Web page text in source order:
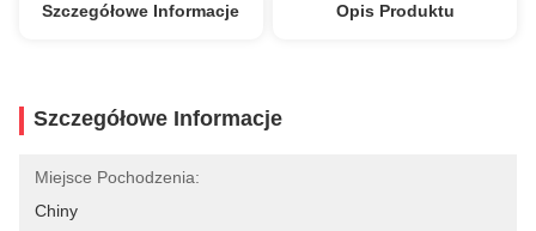
Szczegółowe Informacje Opis Produktu
Szczegółowe Informacje
Miejsce Pochodzenia:
Chiny